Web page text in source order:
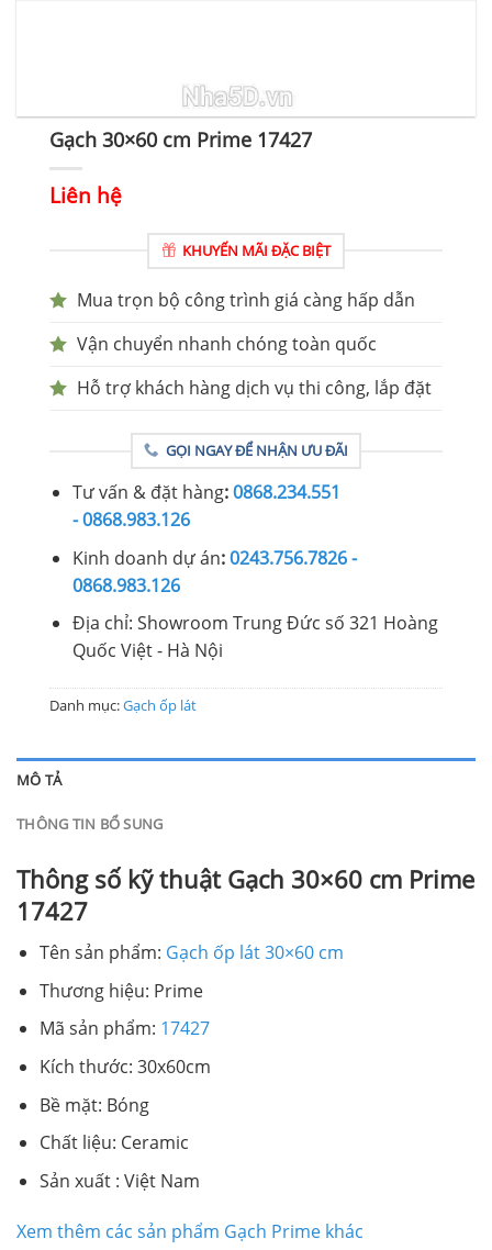
Gạch 30×60 cm Prime 17427
Liên hệ
KHUYẾN MÃI ĐẶC BIỆT
Mua trọn bộ công trình giá càng hấp dẫn
Vận chuyển nhanh chóng toàn quốc
Hỗ trợ khách hàng dịch vụ thi công, lắp đặt
GỌI NGAY ĐỂ NHẬN ƯU ĐÃI
Tư vấn & đặt hàng:0868.234.551
- 0868.983.126
Kinh doanh dự án:0243.756.7826 -
0868.983.126
Địa chỉ: Showroom Trung Đức số 321 Hoàng
Quốc Việt - Hà Nội
Danh mục:Gạch ốp lát
MÔ TẢ
THÔNG TIN BỔ SUNG
Thông số kỹ thuật Gạch 30×60 cm Prime
17427
Tên sản phẩm: Gạch ốp lát 30×60 cm
Thương hiệu: Prime
Mã sản phẩm: 17427
Kích thước: 30x60cm
Bề mặt: Bóng
Chất liệu: Ceramic
Sản xuất : Việt Nam
Xem thêm các sản phẩm Gạch Prime khác